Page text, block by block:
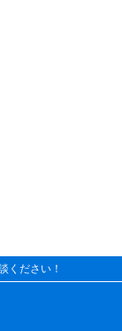
ください！